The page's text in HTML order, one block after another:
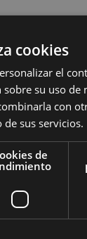
cookies
el
su uso de
con
sus servicios.
de